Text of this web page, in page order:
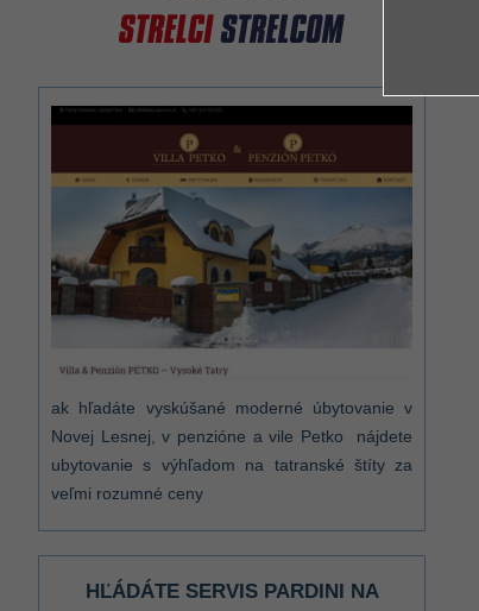
ak hľadáte vyskúšané moderné úbytovanie v
Novej Lesnej, v penzióne a vile Petko nájdete
ubytovanie s výhľadom na tatranské štíty za
veľmi rozumné ceny
HĽÁDÁTE SERVIS PARDINI NA